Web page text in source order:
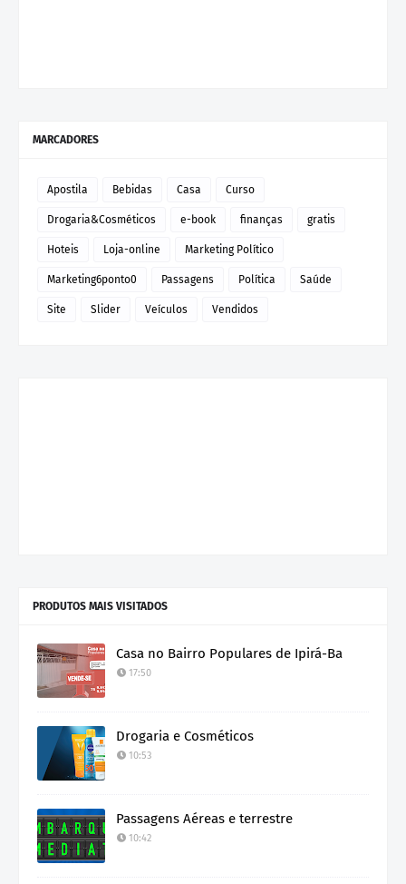
MARCADORES
Apostila Bebidas Casa Curso
Drogaria&Cosméticos e-book finanças gratis
Hoteis Loja-online Marketing Político
Marketing6ponto0 Passagens Política Saúde
Site Slider Veículos Vendidos
PRODUTOS MAIS VISITADOS
Casa no Bairro Populares de Ipirá-Ba
17:50
Drogaria e Cosméticos
10:53
Passagens Aéreas e terrestre
10:42